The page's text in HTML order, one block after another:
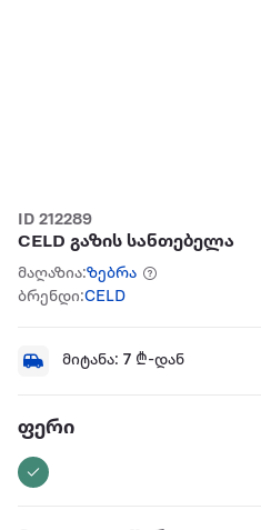
ID 212289
CELD გაზის სანთებელა
მაღაზია:ზებრა
ბრენდი:CELD
მიტანა: 7 ₾-დან
ფერი